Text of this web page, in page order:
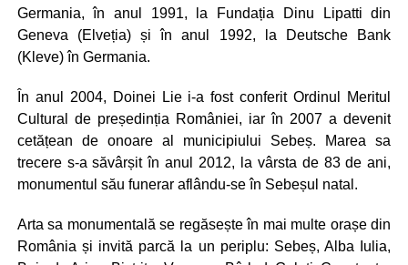
Germania, în anul 1991, la Fundația Dinu Lipatti din
Geneva (Elveția) și în anul 1992, la Deutsche Bank
(Kleve) în Germania.
În anul 2004, Doinei Lie i-a fost conferit Ordinul Meritul
Cultural de președinția României, iar în 2007 a devenit
cetățean de onoare al municipiului Sebeș. Marea sa
trecere s-a săvârșit în anul 2012, la vârsta de 83 de ani,
monumentul său funerar aflându-se în Sebeșul natal.
Arta sa monumentală se regăsește în mai multe orașe din
România și invită parcă la un periplu: Sebeș, Alba Iulia,